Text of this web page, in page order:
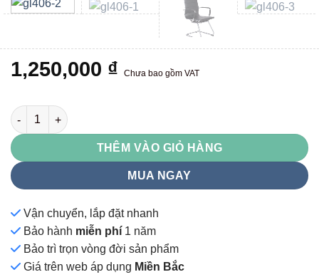
wishlist
1,250,000 ₫ Chưa bao gồm VAT
GL406 số lượng
THÊM VÀO GIỎ HÀNG
MUA NGAY
Vận chuyển, lắp đặt nhanh
Bảo hành miễn phí 1 năm
Bảo trì trọn vòng đời sản phẩm
Giá trên web áp dụng Miền Bắc